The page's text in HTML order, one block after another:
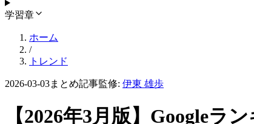
学習章
ホーム
/
トレンド
2026-03-03まとめ記事監修: 伊東 雄歩
【2026年3月版】Google